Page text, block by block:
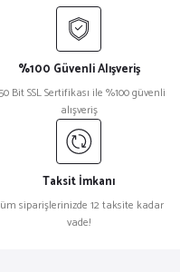
%100 Güvenli Alışveriş
Bit SSL Sertifikası ile %100 güvenli
alışveriş
Taksit İmkanı
siparişlerinizde 12 taksite kadar
vade!